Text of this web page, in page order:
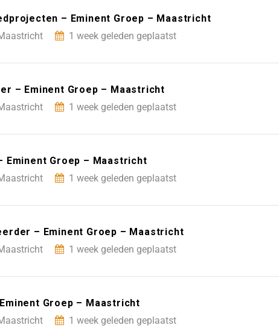
– Eminent Groep – Maastricht
1 week geleden geplaatst
– Eminent Groep – Maastricht
1 week geleden geplaatst
Eminent Groep – Maastricht
1 week geleden geplaatst
– Eminent Groep – Maastricht
1 week geleden geplaatst
Groep – Maastricht
1 week geleden geplaatst